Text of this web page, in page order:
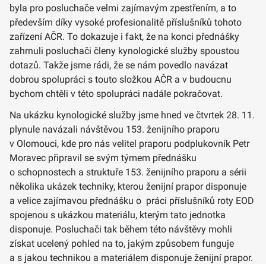
byla pro posluchače velmi zajímavým zpestřením, a to
především díky vysoké profesionalitě příslušníků tohoto
zařízení AČR. To dokazuje i fakt, že na konci přednášky
zahrnuli posluchači členy kynologické služby spoustou
dotazů. Takže jsme rádi, že se nám povedlo navázat
dobrou spolupráci s touto složkou AČR a v budoucnu
bychom chtěli v této spolupráci nadále pokračovat.
Na ukázku kynologické služby jsme hned ve čtvrtek 28. 11.
plynule navázali návštěvou 153. ženijního praporu
v Olomouci, kde pro nás velitel praporu podplukovník Petr
Moravec připravil se svým týmem přednášku
o schopnostech a struktuře 153. ženijního praporu a sérii
několika ukázek techniky, kterou ženijní prapor disponuje
a velice zajímavou přednášku o práci příslušníků roty EOD
spojenou s ukázkou materiálu, kterým tato jednotka
disponuje. Posluchači tak během této návštěvy mohli
získat ucelený pohled na to, jakým způsobem funguje
a s jakou technikou a materiálem disponuje ženijní prapor.